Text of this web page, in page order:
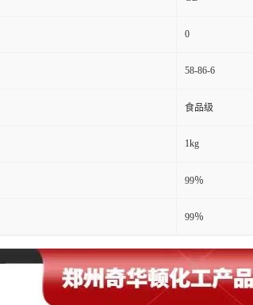
0
58-86-6
食品级
1kg
99％
99％